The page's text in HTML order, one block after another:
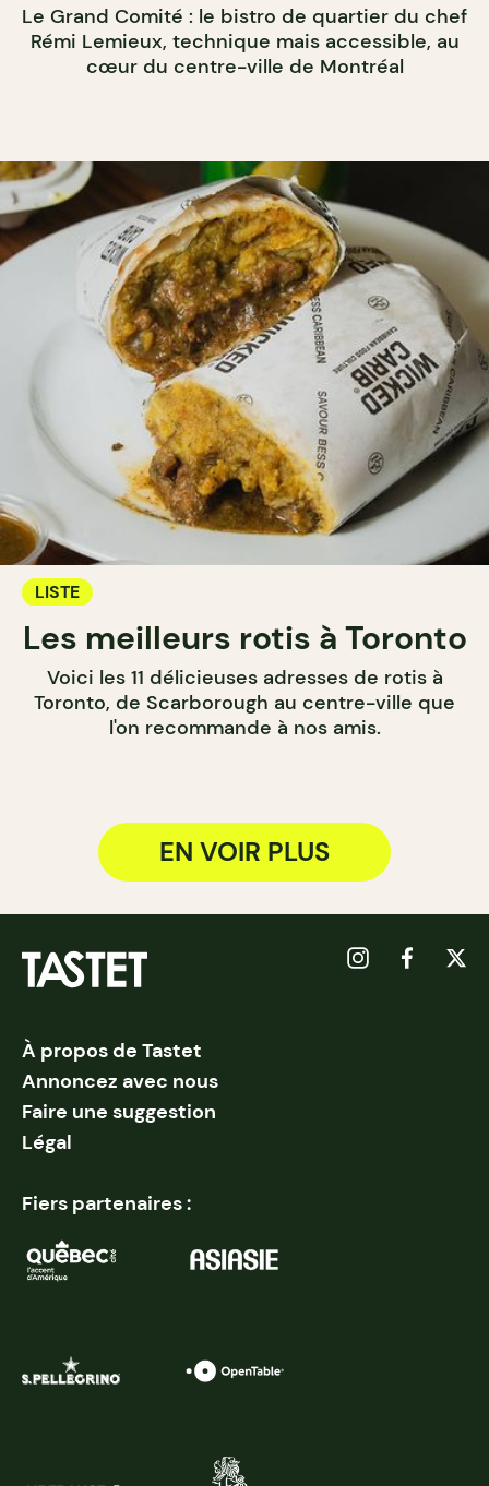
Le Grand Comité : le bistro de quartier du chef
Rémi Lemieux, technique mais accessible, au
cœur du centre-ville de Montréal
LISTE
Les meilleurs rotis à Toronto
Voici les 11 délicieuses adresses de rotis à
Toronto, de Scarborough au centre-ville que
l'on recommande à nos amis.
EN VOIR PLUS
À propos de Tastet
Annoncez avec nous
Faire une suggestion
Légal
Fiers partenaires :